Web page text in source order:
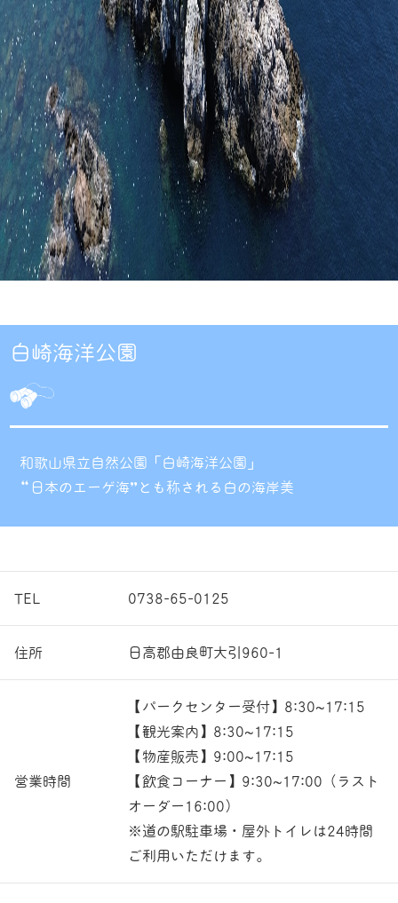
白崎海洋公園
和歌山県立自然公園「白崎海洋公園」
“日本のエーゲ海”とも称される白の海岸美
TEL 0738-65-0125
住所 日高郡由良町大引960-1
営業時間
【パークセンター受付】8:30~17:15
【観光案内】8:30~17:15
【物産販売】9:00~17:15
【飲食コーナー】9:30~17:00（ラスト
オーダー16:00）
※道の駅駐車場・屋外トイレは24時間
ご利用いただけます。